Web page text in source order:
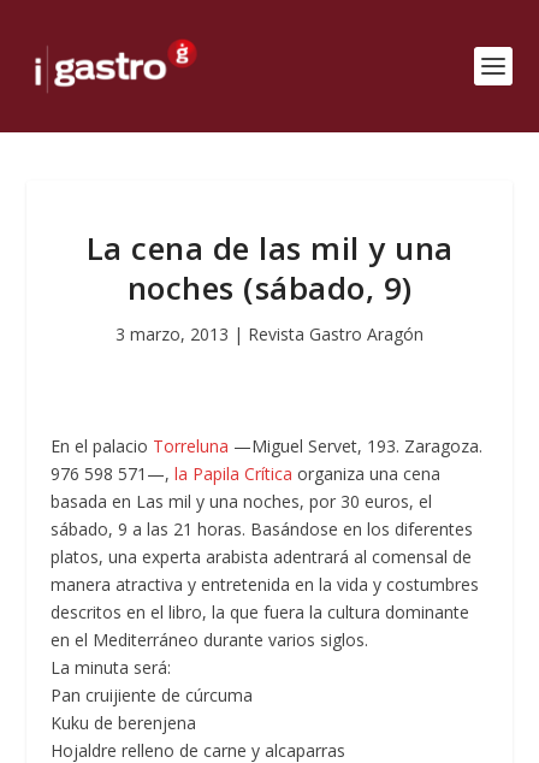
La cena de las mil y una
noches (sábado, 9)
3 marzo, 2013 | Revista Gastro Aragón
En el palacio Torreluna —Miguel Servet, 193. Zaragoza.
976 598 571—,la Papila Crítica organiza una cena
basada en Las mil y una noches, por 30 euros, el
sábado, 9 a las 21 horas. Basándose en los diferentes
platos, una experta arabista adentrará al comensal de
manera atractiva y entretenida en la vida y costumbres
descritos en el libro, la que fuera la cultura dominante
en el Mediterráneo durante varios siglos.
La minuta será:
Pan cruijiente de cúrcuma
Kuku de berenjena
Hojaldre relleno de carne y alcaparras